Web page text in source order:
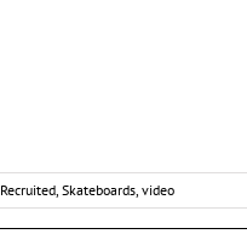
Recruited Skateboards video